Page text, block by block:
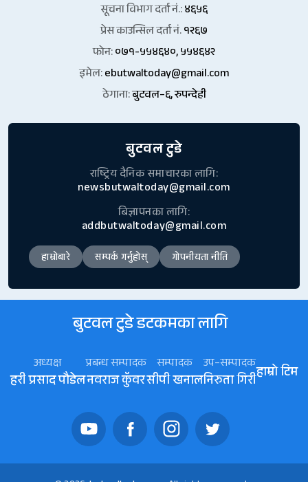
सूचना विभाग दर्ता नं.:४६५६
प्रेस काउन्सिल दर्ता नं.१२६७
फोन:०७१-५५४६४०, ५५४६४२
इमेल:ebutwaltoday@gmail.com
ठेगाना:बुटवल–६, रुपन्देही
बुटवल टुडे
राष्ट्रिय दैनिक समाचारका लागि:
newsbutwaltoday@gmail.com
बिज्ञापनका लागि:
addbutwaltoday@gmail.com
हाम्रोबारे सम्पर्क गर्नुहोस् गोपनीयता नीति
बुटवल टुडे डटकमका लागि
अध्यक्ष
हरी प्रसाद पौडेल
प्रबन्ध सम्पादक
नवराज कॅुवर
सम्पादक
सीपी खनाल
उप–सम्पादक
निरुता गिरीहाम्रो टिम